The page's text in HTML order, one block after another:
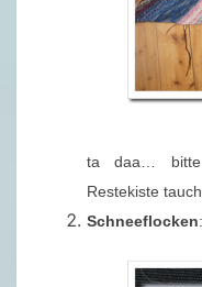
ta daa…
Restekiste
Schneeflocken